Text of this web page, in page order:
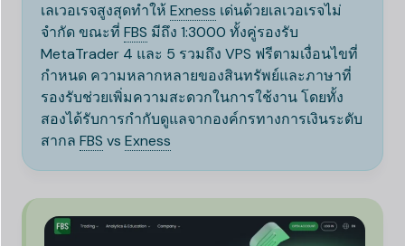
เลเวอเรจสูงสุดทำให้ Exness เด่นด้วยเลเวอเรจไม่
จำกัด ขณะที่ FBS มีถึง 1:3000 ทั้งคู่รองรับ
MetaTrader 4 และ 5 รวมถึง VPS ฟรีตามเงื่อนไขที่
กำหนด ความหลากหลายของสินทรัพย์และภาษาที่
รองรับช่วยเพิ่มความสะดวกในการใช้งาน โดยทั้ง
สองได้รับการกำกับดูแลจากองค์กรทางการเงินระดับ
สากล FBS vs Exness